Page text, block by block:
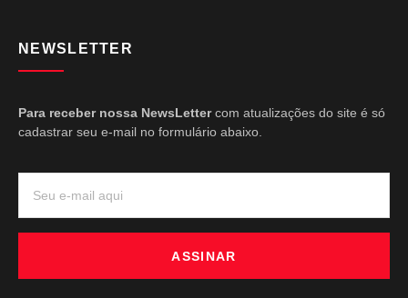
NEWSLETTER
Para receber nossa NewsLettercom atualizações do site é só
cadastrar seu e-mail no formulário abaixo.
ASSINAR